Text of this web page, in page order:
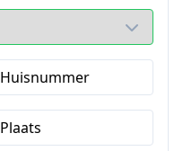
Huisnummer
Plaats